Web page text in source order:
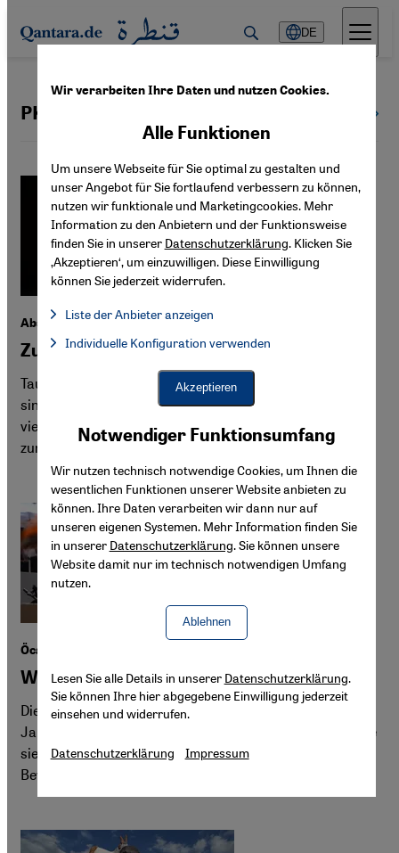
Direkt zum Inhalt springen
DE
PKK
Abschiebungen aus Deutschland
Zurück im Land des Völkermords
Tausende Angehörige der jesidischen Minderheit im Irak
sind vor dem IS nach Deutschland geflohen. Nun erhalten
viele von ihnen Abschiebebescheide, einige sind bereits
zurück. In der Heimat droht weitere Gewalt.
Öcalans historischer Appell
Warum die PKK gescheitert ist
Die Arbeiterpartei Kurdistans hat im Laufe der
Jahrzehnte viele Ziele verfolgt, doch verwirklichen konnte
sie keins. Nun steht die kommunistisch-nationalistische
Bewegung vor einer Zäsur, vielleicht sogar vor dem Aus.
Wir verarbeiten Ihre Daten und nutzen Cookies.
Notwendiger Funktionsumfang
Wir nutzen technisch notwendige Cookies, um Ihnen die
wesentlichen Funktionen unserer Website anbieten zu
können. Ihre Daten verarbeiten wir dann nur auf
unseren eigenen Systemen. Mehr Information finden Sie
in unserer Datenschutzerklärung. Sie können unsere
Website damit nur im technisch notwendigen Umfang
nutzen.
Ablehnen
Alle Funktionen
Um unsere Webseite für Sie optimal zu gestalten und
unser Angebot für Sie fortlaufend verbessern zu können,
nutzen wir funktionale und Marketingcookies. Mehr
Information zu den Anbietern und der Funktionsweise
finden Sie in unserer Datenschutzerklärung. Klicken Sie
‚Akzeptieren‘, um einzuwilligen. Diese Einwilligung
können Sie jederzeit widerrufen.
Liste der Anbieter anzeigen
Facebook Embed / Facebook Connect, Google Maps Embed,
Facebook Embed / Facebook Connect
Google Maps Embed
Individuelle Konfiguration verwenden
Akzeptieren
Lesen Sie alle Details in unserer Datenschutzerklärung.
Sie können Ihre hier abgegebene Einwilligung jederzeit
einsehen und widerrufen.
Datenschutzerklärung Impressum